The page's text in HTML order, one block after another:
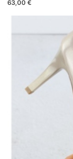
63,00 €